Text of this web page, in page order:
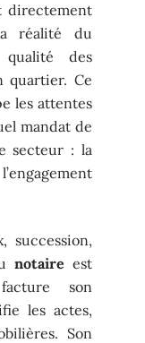
directement
réalité du
des
quartier. Ce
les attentes
mandat de
secteur : la
succession,
notaire est
son
les actes,
Son